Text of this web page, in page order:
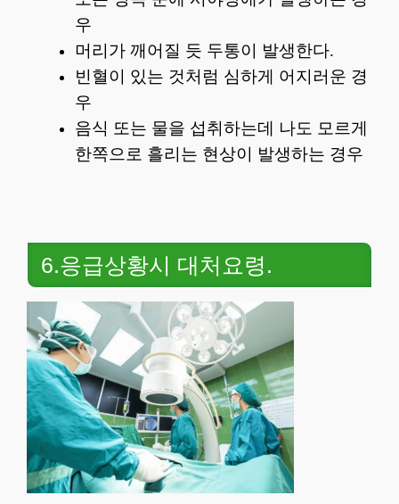
우
머리가 깨어질 듯 두통이 발생한다.
빈혈이 있는 것처럼 심하게 어지러운 경
우
음식 또는 물을 섭취하는데 나도 모르게
한쪽으로 흘리는 현상이 발생하는 경우
6.응급상황시 대처요령.